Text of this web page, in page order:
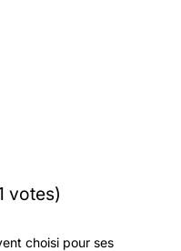
votes)
choisi pour ses